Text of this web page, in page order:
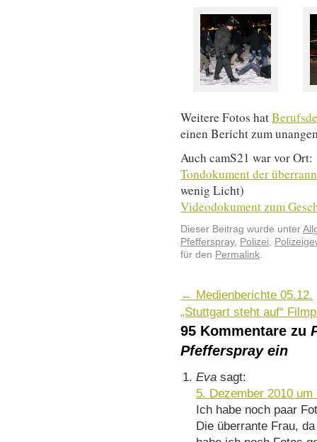
Weitere Fotos hat
einen Bericht zum
Auch camS21 war vor Ort:
Tondokument der
wenig Licht)
Videodokument zum
Dieser Beitrag wurde unter
Pfefferspray, Polizei,
für den Permalink.
← Medienberichte 05.12.
„Stuttgart steht auf“
95 Kommentare zu
Pfefferspray ein
Eva sagt:
5. Dezember 2010 um
Ich habe noch paar
Die überrante Frau,